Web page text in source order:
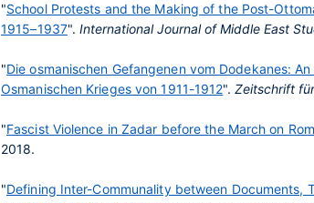
"School Protests and the Making of the Post-
1915–1937". International Journal of Middle East
"Die osmanischen Gefangenen vom Dodekanes:
Osmanischen Krieges von 1911-1912".Zeitschrift
"Fascist Violence in Zadar before the March on
2018.
"Defining Inter-Communality between Documents,